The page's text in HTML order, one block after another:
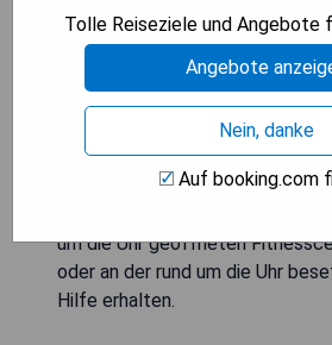
Vyttila Mobility Hub Bus Station
einer Entfernung von 5 km. Alle
einem ergonomischen
Flachbildsatellitenfernseher,
Minibar ausgestattet. Zudem
Tee-/Kaffeekocher sowie ein
Das Badezimmer umfasst eine
um die Uhr geöffneten
oder an der rund um die Uhr
Hilfe erhalten.
Tolle Reiseziele und Angebote
Angebote
Nein, danke
Auf booking.com